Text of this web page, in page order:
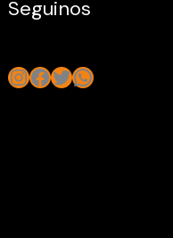
Seguinos
Instagram
Facebook
Twitter
WhatsApp